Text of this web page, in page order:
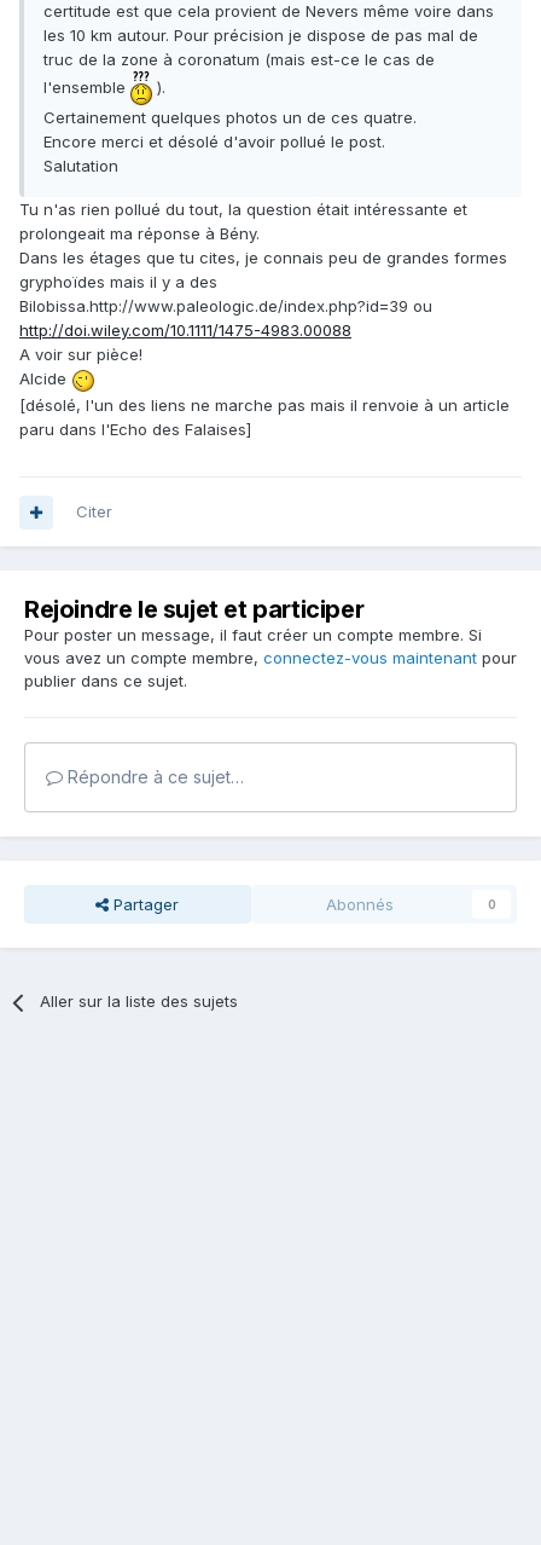
certitude est que cela provient de Nevers même voire dans
les 10 km autour. Pour précision je dispose de pas mal de
truc de la zone à coronatum (mais est-ce le cas de
l'ensemble
).
Certainement quelques photos un de ces quatre.
Encore merci et désolé d'avoir pollué le post.
Salutation
Tu n'as rien pollué du tout, la question était intéressante et
prolongeait ma réponse à Bény.
Dans les étages que tu cites, je connais peu de grandes formes
gryphoïdes mais il y a des
Bilobissa.http://www.paleologic.de/index.php?id=39 ou
http://doi.wiley.com/10.1111/1475-4983.00088
A voir sur pièce!
Alcide
[désolé, l'un des liens ne marche pas mais il renvoie à un article
paru dans l'Echo des Falaises]
Citer
Rejoindre le sujet et participer
Pour poster un message, il faut créer un compte membre. Si
vous avez un compte membre, connectez-vous maintenant pour
publier dans ce sujet.
Répondre à ce sujet…
Partager Abonnés 0
Aller sur la liste des sujets